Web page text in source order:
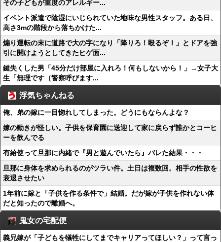
その子どもが重度のアレルギー...
イベント派遣で陰湿にいじられていた地味な男性スタッフ。ある日、
高さ3mの階段から落ちかけた...
煽り運転の末に道路で大の字になり「降りろ！殴るぞ！」とドアを強
引に開けようとしてきたヒゲ面...
鍵失くした男「45分だけ部屋に入れろ！何もしないから！」→女子大
生「無理です（警察呼びます...
浮気ちゃんねる
俺、弟の嫁に一目惚れしてしまった。どうにもならんよな？
嫁の動きが怪しい。子供を保育園に送迎して家に戻らず誰かとコーヒ
ーを飲んでる
有給使って旦那に内緒で『男と遊んでいたら』バレた結果・・・
旦那に身体を求められるのがツラい件。土日は複数回。相手の性欲を
衰退させたい
1年前に嫁と「子供を作る条件で」結婚。だが嫁が子供を作れない体
だと知ったので離婚へ。
鬼女の宅配便
義兄嫁が「子どもを犠牲にしてまでキャリアってほしい？」って言っ